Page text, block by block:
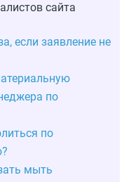
сайта
если заявление не
по
по
мыть